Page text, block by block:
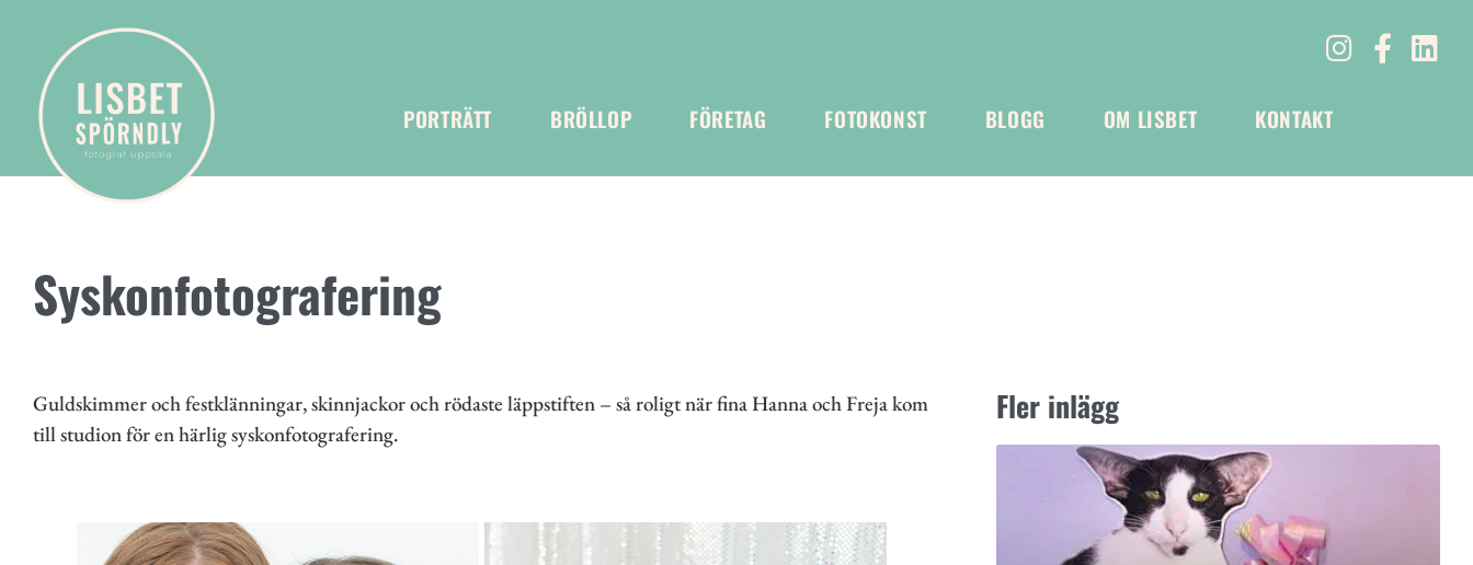
PORTRÄTT BRÖLLOP FÖRETAG FOTOKONST BLOGG OM LISBET KONTAKT
Syskonfotografering
Guldskimmer och festklänningar, skinnjackor och rödaste läppstiften – så roligt när fina Hanna och Freja kom
till studion för en härlig syskonfotografering.
Fler inlägg